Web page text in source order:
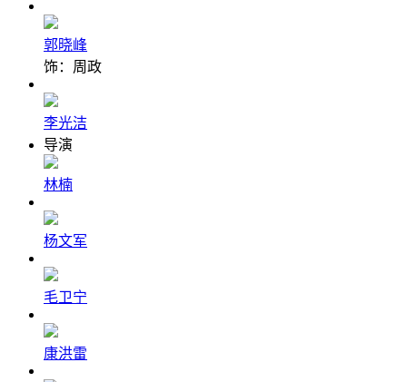
郭晓峰
饰：周政
李光洁
导演
林楠
杨文军
毛卫宁
康洪雷